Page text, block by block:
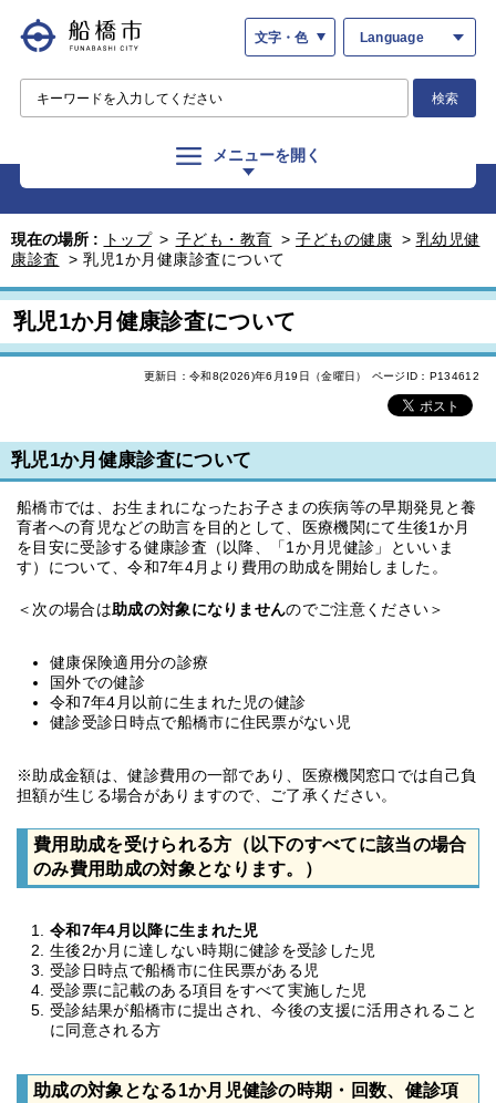
文字・色 Language
検索
メニューを開く
現在の場所 : トップ > 子ども・教育 > 子どもの健康 > 乳幼児健
康診査
> 乳児1か月健康診査について
乳児1か月健康診査について
更新日：令和8(2026)年6月19日（金曜日） ページID：P134612
乳児1か月健康診査について
船橋市では、お生まれになったお子さまの疾病等の早期発見と養
育者への育児などの助言を目的として、医療機関にて生後1か月
を目安に受診する健康診査（以降、「1か月児健診」といいま
す）について、令和7年4月より費用の助成を開始しました。
＜次の場合は 助成の対象になりませんのでご注意ください＞
健康保険適用分の診療
国外での健診
令和7年4月以前に生まれた児の健診
健診受診日時点で船橋市に住民票がない児
※助成金額は、健診費用の一部であり、医療機関窓口では自己負
担額が生じる場合がありますので、ご了承ください。
費用助成を受けられる方（以下のすべてに該当の場合
のみ費用助成の対象となります。）
令和7年4月以降に生まれた児
生後2か月に達しない時期に健診を受診した児
受診日時点で船橋市に住民票がある児
受診票に記載のある項目をすべて実施した児
受診結果が船橋市に提出され、今後の支援に活用されること
に同意される方
助成の対象となる1か月児健診の時期・回数、健診項